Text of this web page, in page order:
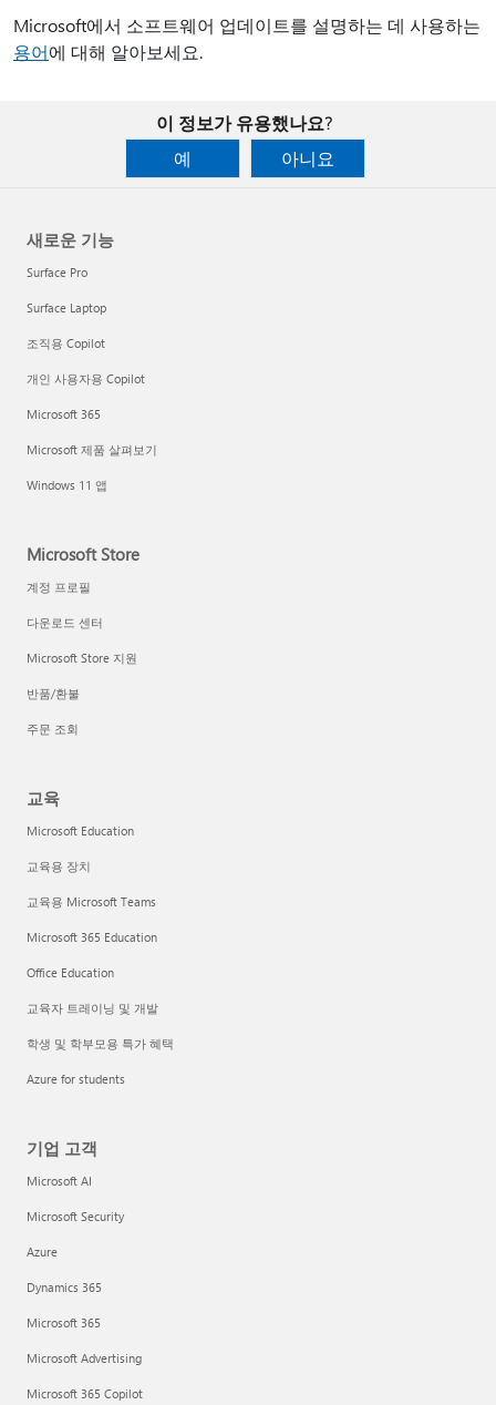
Microsoft에서 소프트웨어 업데이트를 설명하는 데 사용하는
용어에 대해 알아보세요.
이 정보가 유용했나요?
예
아니요
새로운 기능
Surface Pro
Surface Laptop
조직용 Copilot
개인 사용자용 Copilot
Microsoft 365
Microsoft 제품 살펴보기
Windows 11 앱
Microsoft Store
계정 프로필
다운로드 센터
Microsoft Store 지원
반품/환불
주문 조회
교육
Microsoft Education
교육용 장치
교육용 Microsoft Teams
Microsoft 365 Education
Office Education
교육자 트레이닝 및 개발
학생 및 학부모용 특가 혜택
Azure for students
기업 고객
Microsoft AI
Microsoft Security
Azure
Dynamics 365
Microsoft 365
Microsoft Advertising
Microsoft 365 Copilot